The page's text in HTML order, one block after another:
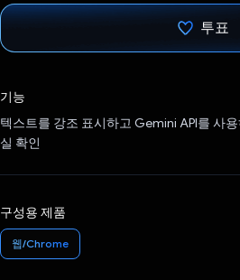
투표
기능
텍스트를 강조 표시하고 Gemini API를 사
실 확인
구성용 제품
웹/Chrome